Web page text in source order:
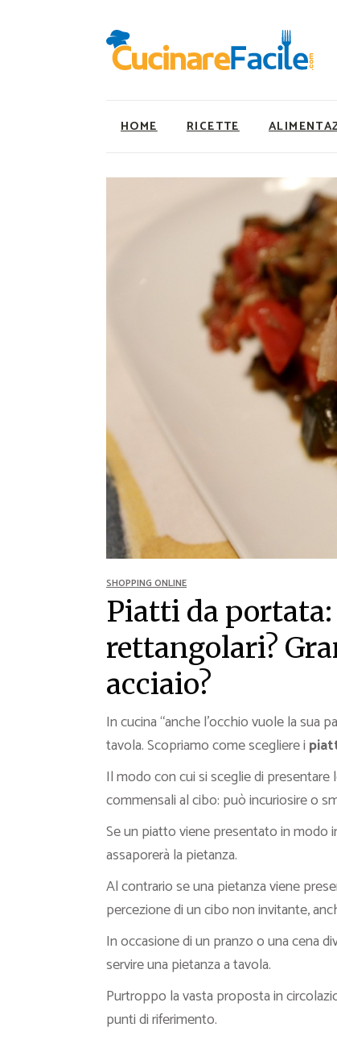
HOME RICETTE
Ricette Facili e Veloci
Ricette Antipasti
Ricette Dolci
Ricette Carne
Ricette Secondi
Ricette Pizze e Rustici
Ricette Contorni
Ricette Piatti unici
Ricette per Ingrediente
Utility
Super
Ricette
Ricette
Rumors
SHOPPING ONLINE
Piatti da
rettangolari?
acciaio?
In cucina “anche l’occhio vuole la sua
tavola. Scopriamo come scegliere i
Il modo con cui si sceglie di
commensali al cibo: può incuriosire o
Se un piatto viene presentato in modo
assaporerà la pietanza.
Al contrario se una pietanza viene
percezione di un cibo non invitante,
In occasione di un pranzo o una cena
servire una pietanza a tavola.
Purtroppo la vasta proposta in
punti di riferimento.